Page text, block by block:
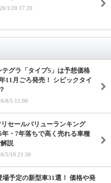
1/20 17:20
グラ「タイプS」は予想価格
11月ごろ発売！ シビックタイ
8/5 11:00
リセールバリューランキング
・7年落ちで高く売れる車種
説
5/18 21:30
場予定の新型車31選！ 価格や発